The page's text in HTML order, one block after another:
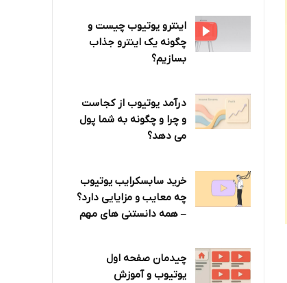
اینترو یوتیوب چیست و
چگونه یک اینترو جذاب
بسازیم؟
درآمد یوتیوب از کجاست
و چرا و چگونه به شما پول
می دهد؟
خرید سابسکرایب یوتیوب
چه معایب و مزایایی دارد؟‌
– همه دانستنی های مهم
چیدمان صفحه اول
یوتیوب و آموزش